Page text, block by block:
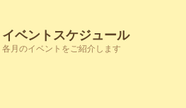
イベントスケジュール
各月のイベントをご紹介します